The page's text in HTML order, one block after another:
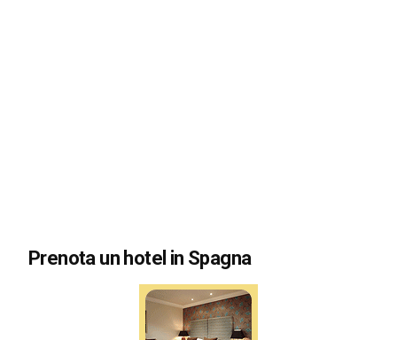
Prenota un hotel in Spagna